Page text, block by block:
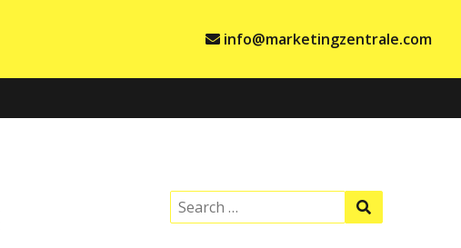
info@marketingzentrale.com
S
e